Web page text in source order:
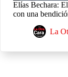
Elías Bechara:
con una
La